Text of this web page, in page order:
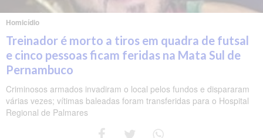
Homicídio
Treinador é morto a tiros em quadra de futsal
e cinco pessoas ficam feridas na Mata Sul de
Pernambuco
Criminosos armados invadiram o local pelos fundos e dispararam
várias vezes; vítimas baleadas foram transferidas para o Hospital
Regional de Palmares